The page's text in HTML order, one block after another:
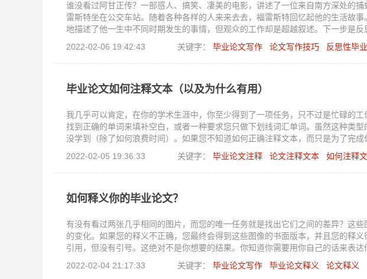
谁没看过阿甘正传？一部感人、搞笑、凄美的电影，讲述了一位来自南方深处的
雷斯特坐在公交车站。随着各种各样的人来来去去，福雷斯特回忆起他的生活故
地描述了他一生中不同时期发生的事情，但观众的工作却是超越叙述。下一步是
就，并就他们教给我们的有关成功、社会观念和一般生活的内容赋予他们更深层
结合起来，你就会得到一篇反思性文章的电影版。
2022-02-06 19:42:43 关键字： 毕业论文写作 论文写作技巧 反思性毕
毕业论文如何注释文本（以及为什么有用）
我几乎可以肯定，在你的学术生涯中，你至少得到了一项任务，只不过是忙碌的
找到正确的单词来填补空白，或者一种要求您只做下划线词汇单词。虽然这种类
没学到（除了如何浪费时间）。如果您不知道如何正确注释文本，而只是为了完
费大量时间。但是，如果您知道如何 正确注释文本，那么注释可能是一个了不起
时也很有用。需要对注释的价值有一点说服力吗？为了正确注释文本，您需要了解
2022-02-05 19:36:33 关键字： 毕业论文注释 论文注释文本 如何注释
如何释义你的毕业论文？
有没有看过两张几乎相同的图片，而您的唯一任务就是找出它们之间的差异？这
的变化。如果您的释义不正确，您最终会得到这些图像的书面版本，并且您的释
引用，但没有引号。这绝对不是你想要的结果。你知道你需要用你自己的话来表
地说？我们知道您有问题。因此，事不宜迟，这里是如何解释正确的方式。
2022-02-04 21:17:33 关键字： 毕业论文写作 毕业论文释义 论文释义